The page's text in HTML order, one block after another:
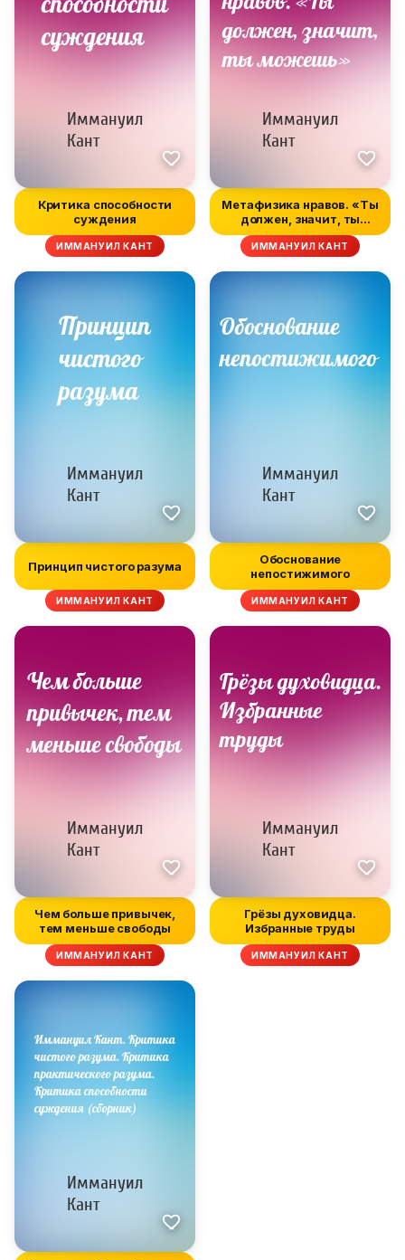
Критика способности
суждения
ИММАНУИЛ КАНТ
Метафизика нравов. «Ты
должен, значит, ты
можешь»
ИММАНУИЛ КАНТ
Принцип чистого разума
ИММАНУИЛ КАНТ
Обоснование
непостижимого
ИММАНУИЛ КАНТ
Чем больше привычек,
тем меньше свободы
ИММАНУИЛ КАНТ
Грёзы духовидца.
Избранные труды
ИММАНУИЛ КАНТ